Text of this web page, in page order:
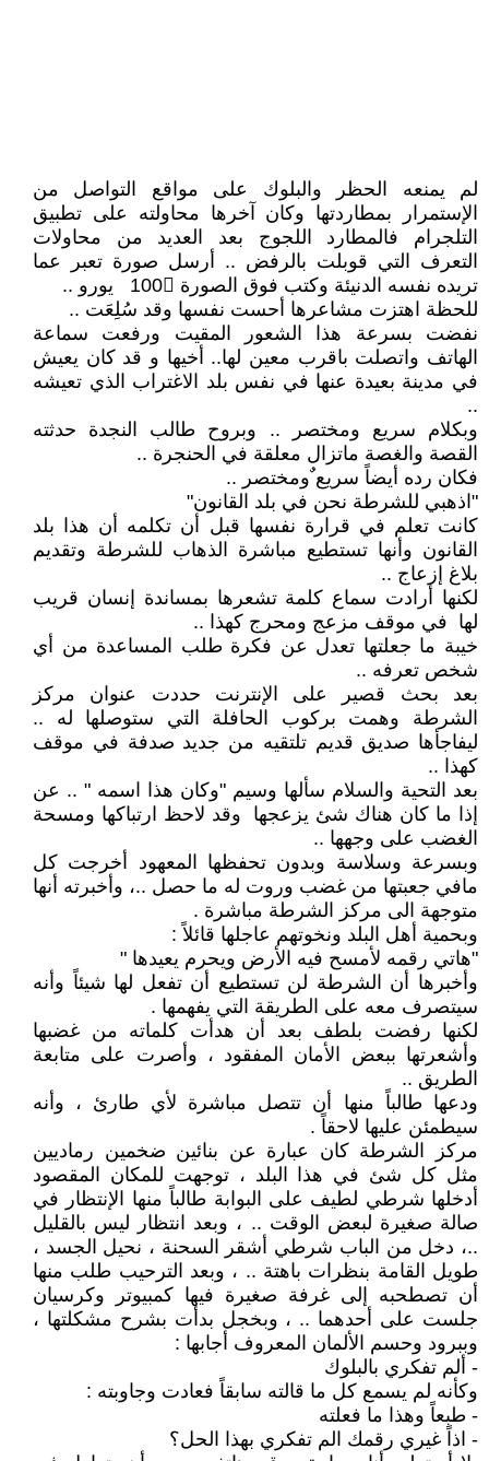
لم يمنعه الحظر والبلوك على مواقع التواصل من
الإستمرار بمطاردتها وكان آخرها محاولته على تطبيق
التلجرام فالمطارد اللجوج بعد العديد من محاولات
التعرف التي قوبلت بالرفض .. أرسل صورة تعبر عما
تريده نفسه الدنيئة وكتب فوق الصورة 100𔆤 يورو ..
للحظة اهتزت مشاعرها أحست نفسها وقد سُلِعَت ..
نفضت بسرعة هذا الشعور المقيت ورفعت سماعة
الهاتف واتصلت باقرب معين لها.. أخيها و قد كان يعيش
في مدينة بعيدة عنها في نفس بلد الاغتراب الذي تعيشه
..
وبكلام سريع ومختصر .. وبروح طالب النجدة حدثته
القصة والغصة ماتزال معلقة في الحنجرة ..
فكان رده أيضاً سريع ٌومختصر ..
"اذهبي للشرطة نحن في بلد القانون"
كانت تعلم في قرارة نفسها قبل أن تكلمه أن هذا بلد
القانون وأنها تستطيع مباشرة الذهاب للشرطة وتقديم
بلاغ إزعاج ..
لكنها أرادت سماع كلمة تشعرها بمساندة إنسان قريب
لها في موقف مزعج ومحرج كهذا ..
خيبة ما جعلتها تعدل عن فكرة طلب المساعدة من أي
شخص تعرفه ..
بعد بحث قصير على الإنترنت حددت عنوان مركز
الشرطة وهمت بركوب الحافلة التي ستوصلها له ..
ليفاجأها صديق قديم تلتقيه من جديد صدفة في موقف
كهذا ..
بعد التحية والسلام سألها وسيم "وكان هذا اسمه " .. عن
إذا ما كان هناك شئ يزعجها وقد لاحظ ارتباكها ومسحة
الغضب على وجهها ..
وبسرعة وسلاسة وبدون تحفظها المعهود أخرجت كل
مافي جعبتها من غضب وروت له ما حصل ..، وأخبرته أنها
متوجهة الى مركز الشرطة مباشرة .
وبحمية أهل البلد ونخوتهم عاجلها قائلاً :
"هاتي رقمه لأمسح فيه الأرض ويحرم يعيدها "
وأخبرها أن الشرطة لن تستطيع أن تفعل لها شيئاً وأنه
سيتصرف معه على الطريقة التي يفهمها .
لكنها رفضت بلطف بعد أن هدأت كلماته من غضبها
وأشعرتها ببعض الأمان المفقود ، وأصرت على متابعة
الطريق ..
ودعها طالباً منها أن تتصل مباشرة لأي طارئ ، وأنه
سيطمئن عليها لاحقاً .
مركز الشرطة كان عبارة عن بنائين ضخمين رماديين
مثل كل شئ في هذا البلد ، توجهت للمكان المقصود
أدخلها شرطي لطيف على البوابة طالباً منها الإنتظار في
صالة صغيرة لبعض الوقت .. ، وبعد انتظار ليس بالقليل
..، دخل من الباب شرطي أشقر السحنة ، نحيل الجسد ،
طويل القامة بنظرات باهتة .. ، وبعد الترحيب طلب منها
أن تصطحبه إلى غرفة صغيرة فيها كمبيوتر وكرسيان
جلست على أحدهما .. ، وبخجل بدأت بشرح مشكلتها ،
وببرود وحسم الألمان المعروف أجابها :
- ألم تفكري بالبلوك
وكأنه لم يسمع كل ما قالته سابقاً فعادت وجاوبته :
- طبعاً وهذا ما فعلته
- اذاً غيري رقمك الم تفكري بهذا الحل؟